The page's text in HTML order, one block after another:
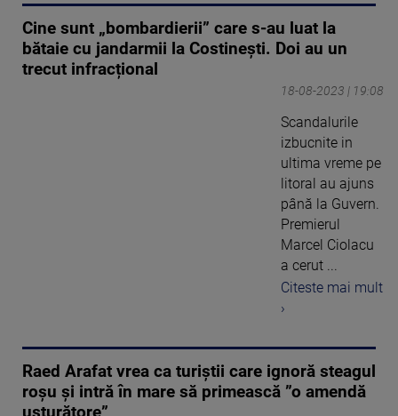
Cine sunt „bombardierii” care s-au luat la
bătaie cu jandarmii la Costinești. Doi au un
trecut infracțional
18-08-2023 | 19:08
Scandalurile
izbucnite in
ultima vreme pe
litoral au ajuns
până la Guvern.
Premierul
Marcel Ciolacu
a cerut ...
Citeste mai mult
›
Raed Arafat vrea ca turiștii care ignoră steagul
roșu și intră în mare să primească ”o amendă